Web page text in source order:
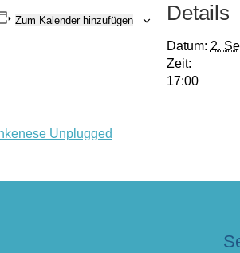
Zum Kalender hinzufügen Details
Datum: 2.
Zeit:
17:00
Unplugged